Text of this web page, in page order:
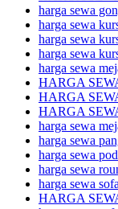
harga sewa
harga sewa
harga sewa
harga sewa
harga sewa
HARGA
HARGA
HARGA
harga sewa
harga sewa
harga sewa
harga sewa
harga sewa sofa
HARGA